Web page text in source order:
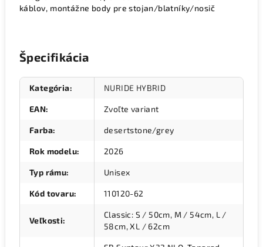
káblov, montážne body pre stojan/blatníky/nosič
Špecifikácia
Kategória: NURIDE HYBRID
EAN: Zvoľte variant
Farba: desertstone/grey
Rok modelu: 2026
Typ rámu: Unisex
Kód tovaru: 110120-62
Veľkosti:
Classic: S / 50cm, M / 54cm, L /
58cm, XL / 62cm